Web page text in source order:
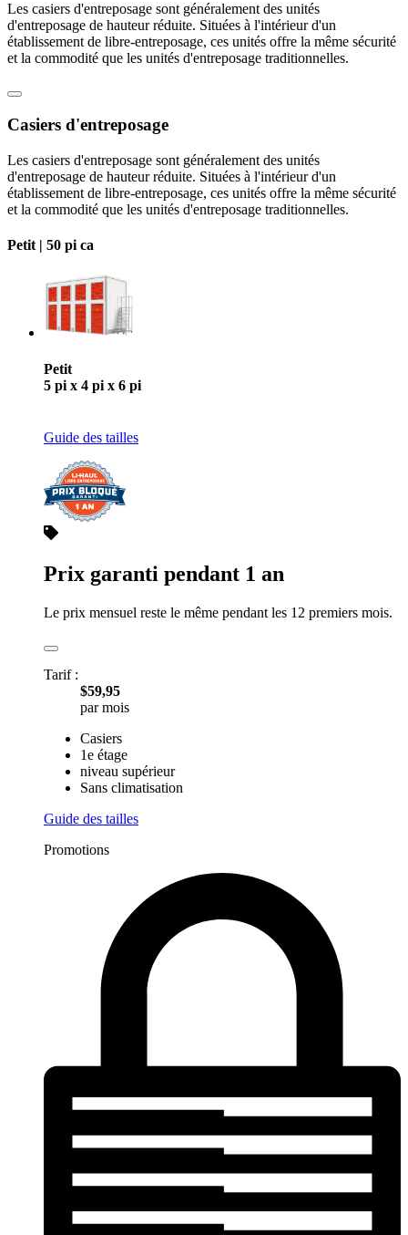
Les casiers d'entreposage sont généralement des unités
d'entreposage de hauteur réduite. Situées à l'intérieur d'un
établissement de libre-entreposage, ces unités offre la même sécurité
et la commodité que les unités d'entreposage traditionnelles.
Casiers d'entreposage
Les casiers d'entreposage sont généralement des unités
d'entreposage de hauteur réduite. Situées à l'intérieur d'un
établissement de libre-entreposage, ces unités offre la même sécurité
et la commodité que les unités d'entreposage traditionnelles.
Petit | 50 pi ca
Petit
5 pi x 4 pi x 6 pi
Guide des tailles
Prix garanti pendant 1 an
Le prix mensuel reste le même pendant les 12 premiers mois.
Tarif :
$59,95
par mois
Casiers
1e étage
niveau supérieur
Sans climatisation
Guide des tailles
Promotions